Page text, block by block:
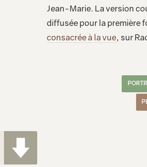
Jean-Marie. La version
diffusée pour la première
consacrée à la vue, sur